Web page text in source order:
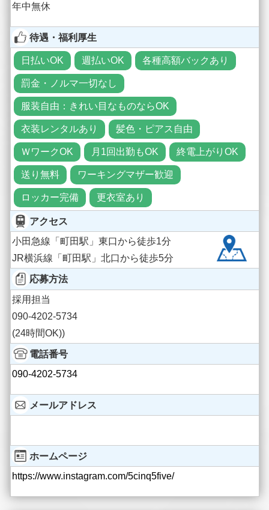
年中無休
待遇・福利厚生
日払いOK 週払いOK 各種高額バックあり
罰金・ノルマ一切なし
服装自由：きれい目なものならOK
衣装レンタルあり 髪色・ピアス自由
ＷワークOK 月1回出勤もOK 終電上がりOK
送り無料 ワーキングマザー歓迎
ロッカー完備 更衣室あり
アクセス
小田急線「町田駅」東口から徒歩1分
JR横浜線「町田駅」北口から徒歩5分
応募方法
採用担当
090-4202-5734
(24時間OK))
電話番号
090-4202-5734
メールアドレス
ホームページ
https://www.instagram.com/5cinq5five/